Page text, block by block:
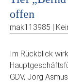
offen
mak113985 |
Im Rückblick
GDV, Jörg